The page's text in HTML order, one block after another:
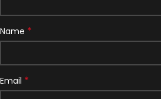
Name *
Email *